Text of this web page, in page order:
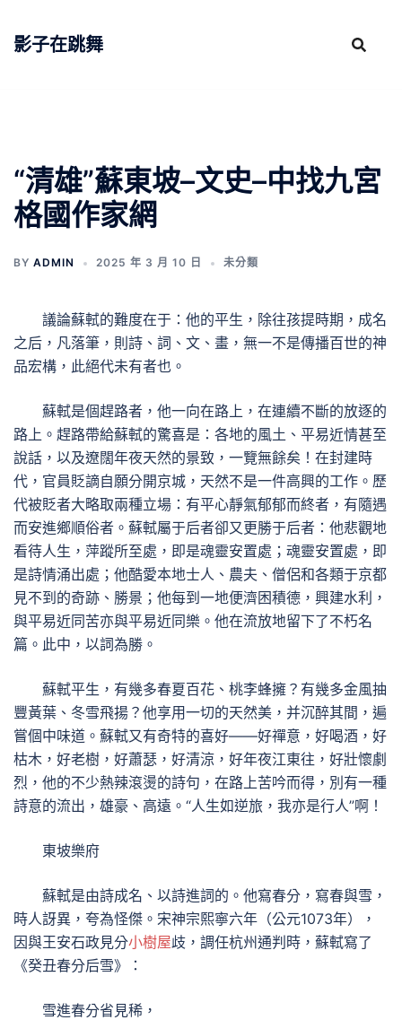
影子在跳舞
“清雄”蘇東坡–文史–中找九宮
格國作家網
BY ADMIN 2025 年 3 月 10 日 未分類
議論蘇軾的難度在于：他的平生，除往孩提時期，成名
之后，凡落筆，則詩、詞、文、畫，無一不是傳播百世的神
品宏構，此絕代未有者也。
蘇軾是個趕路者，他一向在路上，在連續不斷的放逐的
路上。趕路帶給蘇軾的驚喜是：各地的風土、平易近情甚至
說話，以及遼闊年夜天然的景致，一覽無餘矣！在封建時
代，官員貶謫自願分開京城，天然不是一件高興的工作。歷
代被貶者大略取兩種立場：有平心靜氣郁郁而終者，有隨遇
而安進鄉順俗者。蘇軾屬于后者卻又更勝于后者：他悲觀地
看待人生，萍蹤所至處，即是魂靈安置處；魂靈安置處，即
是詩情涌出處；他酷愛本地士人、農夫、僧侶和各類于京都
見不到的奇跡、勝景；他每到一地便濟困積德，興建水利，
與平易近同苦亦與平易近同樂。他在流放地留下了不朽名
篇。此中，以詞為勝。
蘇軾平生，有幾多春夏百花、桃李蜂擁？有幾多金風抽
豐黃葉、冬雪飛揚？他享用一切的天然美，并沉醉其間，遍
嘗個中味道。蘇軾又有奇特的喜好——好禪意，好喝酒，好
枯木，好老樹，好蕭瑟，好清涼，好年夜江東往，好壯懷劇
烈，他的不少熱辣滾燙的詩句，在路上苦吟而得，別有一種
詩意的流出，雄豪、高遠。“人生如逆旅，我亦是行人”啊！
東坡樂府
蘇軾是由詩成名、以詩進詞的。他寫春分，寫春與雪，
時人訝異，夸為怪傑。宋神宗熙寧六年（公元1073年），
因與王安石政見分小樹屋歧，調任杭州通判時，蘇軾寫了
《癸丑春分后雪》：
雪進春分省見稀，